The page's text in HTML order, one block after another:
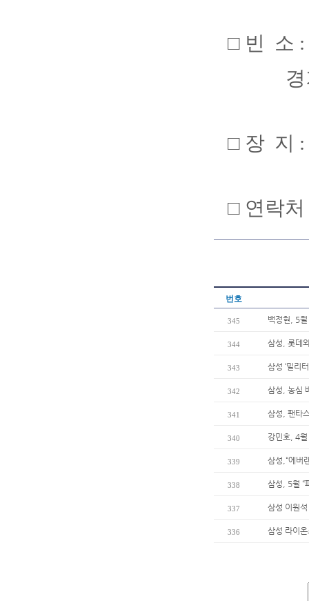
□ 빈 소 :
경기
□ 장 지 :
□ 연락처
번호
345 백정현, 5
344 삼성, 롯데
343 삼성 ‘밀리
342 삼성, 농심
341 삼성, 팬타
340 강민호, 4
339 삼성,“에버
338 삼성, 5월 “
337 삼성 이원
336 삼성 라이